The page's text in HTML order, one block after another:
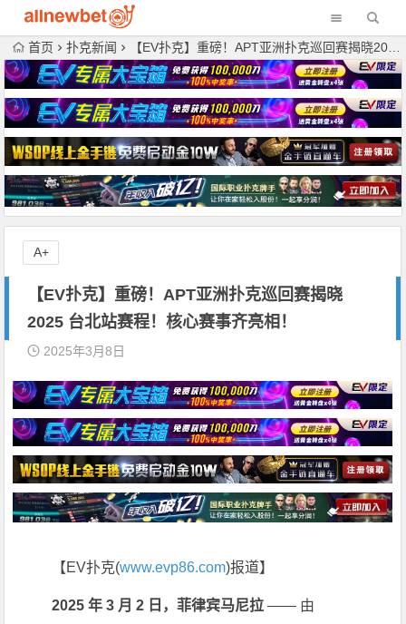
首页 扑克新闻 【EV扑克】重磅！APT亚洲扑克巡回赛揭晓2025 台北站赛程！核心赛事齐亮相！
【EV扑克】重磅！APT亚洲扑克巡回赛揭晓
2025 台北站赛程！核心赛事齐亮相！
2025年3月8日
【EV扑克(www.evp86.com)报道】
2025年 3 月 2 日，菲律宾马尼拉 —— 由
A+